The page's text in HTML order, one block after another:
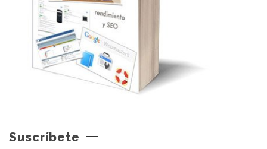
Suscríbete